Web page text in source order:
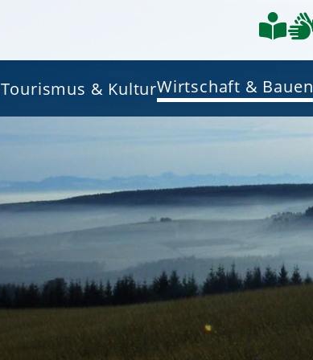
Tourismus & KulturWirtschaft & Bauen